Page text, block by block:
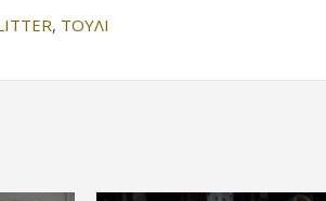
, ΤΟΥΛΙ